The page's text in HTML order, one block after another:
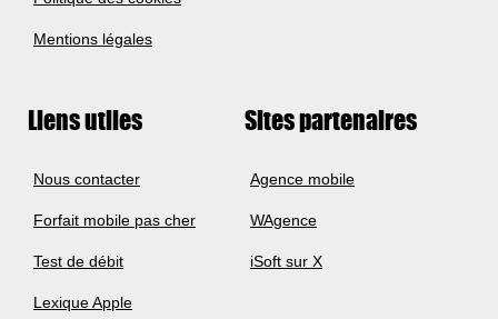
Mentions légales
Liens utiles
Nous contacter
Forfait mobile pas cher
Test de débit
Lexique Apple
Sites partenaires
Agence mobile
WAgence
iSoft sur X